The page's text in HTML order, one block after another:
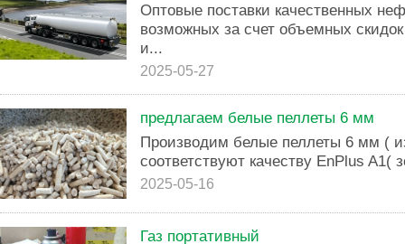
Оптовые поставки качественных
возможных за счет объемных
и...
2025-05-27
предлагаем белые пеллеты 6 мм
Производим белые пеллеты 6 мм (
соответствуют качеству EnPlus A1(
2025-05-16
Газ портативный